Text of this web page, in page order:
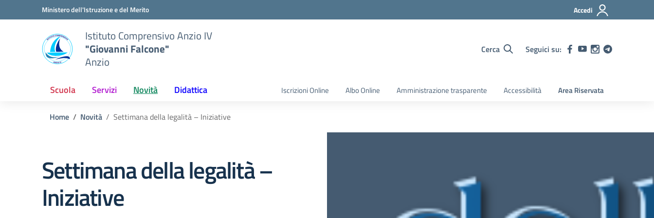
Vai ai contenuti
Vai al menu di navigazioneMinistero dell'Istruzione e del Merito Accedi
Istituto Comprensivo Anzio IV
"Giovanni Falcone"
Anzio
Cerca Seguici su:
Scuola Servizi Novità Didattica Iscrizioni Online Albo Online Amministrazione trasparente Accessibilità Area Riservata
Home Novità Settimana della legalità – Iniziative
Settimana della legalità –
Iniziative